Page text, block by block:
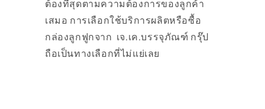
ต้องที่สุดตามความต้องการของลูกค้า
เสมอ การเลือกใช้บริการผลิตหรือซื้อ
กล่องลูกฟูกจาก เจ.เค.บรรจุภัณฑ์ กรุ๊ป
ถือเป็นทางเลือกที่ไม่แย่เลย